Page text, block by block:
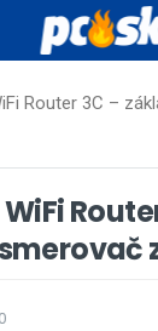
Router 3C –